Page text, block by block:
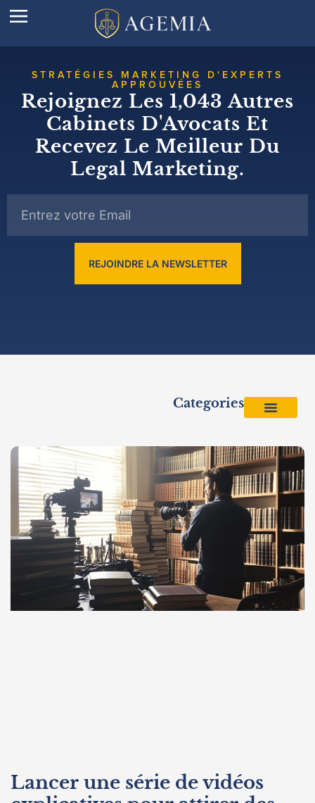
STRATÉGIES MARKETING D'EXPERTS
APPROUVÉES
Rejoignez Les 1,043 Autres
Cabinets D'Avocats Et
Recevez Le Meilleur Du
Legal Marketing.
REJOINDRE LA NEWSLETTER
Categories
Lancer une série de vidéos